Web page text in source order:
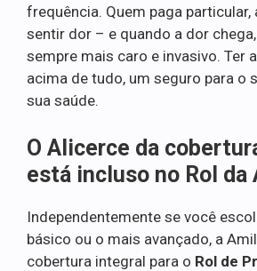
frequência. Quem paga particular,
sentir dor – e quando a dor
sempre mais caro e invasivo. Ter
acima de tudo, um seguro para o
sua saúde.
O Alicerce da
está incluso no Rol da
Independentemente se você
básico ou o mais avançado, a
cobertura integral para o Rol de